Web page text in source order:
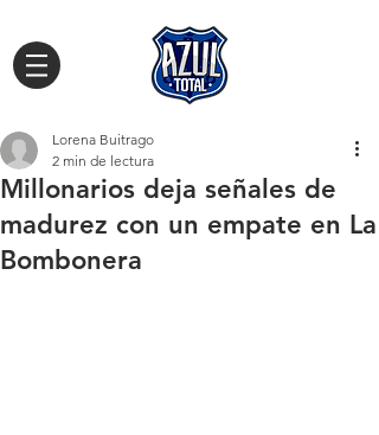
Millonarios deja señales de
madurez con un empate en La
Bombonera
Lorena Buitrago
2 min de lectura